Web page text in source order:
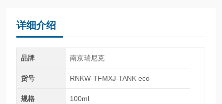
详细介绍
品牌 南京瑞尼克
货号 RNKW-TFMXJ-TANK eco
规格 100ml